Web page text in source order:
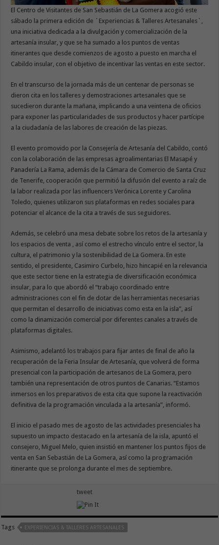
El Centro de Visitantes de San Sebastián de La Gomera acogió este
sábado la primera edición de ´Experiencias & Talleres Artesanales`,
una iniciativa dedicada a la divulgación y comercialización de la
artesanía insular, y que se ha sumado a los puntos de ventas
itinerantes que desde comienzos de agosto a puesto en marcha el
Cabildo insular, con el objetivo de incentivar las ventas en este sector.
En el transcurso de la jornada más de un centenar de personas se
dieron cita en los talleres y demostraciones artesanales que se
sucedieron durante la mañana, implicando a una veintena de oficios
para exponer las particularidades de sus productos y hacer partícipe
a la ciudadanía de las labores de creación de las piezas.
El evento promovido por la Consejería de Artesanía del Cabildo, contó
con la colaboración de las empresas agroalimentarias El Masapé y
Panadería La Rama, además de la Cámara de Comercio de Santa Cruz
de Tenerife, cooperación que permitió la difusión del evento a raíz de
la labor realizada por las influencers Verónica Lorente y Carolina
Toledo, quienes utilizaron sus plataformas en redes sociales para
potenciar el alcance de la cita a través de sus seguidores.
Además, se celebró una mesa debate sobre los retos de la artesanía y
los espacios de venta , así como el estrecho vínculo entre el sector, la
cultura, el patrimonio y la sostenibilidad de La Gomera. En este
sentido, el presidente, Casimiro Curbelo, hizo hincapié en la relevancia
que este sector tiene en la estrategia de diversificación económica
insular, para lo que abordó el “trabajo coordinado entre
administraciones con el fin de dotar de las herramientas necesarias
que permitan el desarrollo de iniciativas como esta en la isla”, así
como la dinamización comercial por diferentes canales a través de
plataformas digitales.
Asimismo, adelantó los trabajos para fijar antes de final de año la
recuperación de la Feria Insular de Artesanía, que volverá de forma
presencial con la participación de artesanos de La Gomera, pero
también una representación de otros puntos de Canarias. “Estamos
inmersos en los preparativos de esta cita que supone la reactivación
definitiva de la programación vinculada a la artesanía”, informó.
El inicio el pasado mes de agosto de las actividades presenciales ha
supuesto un impacto destacado en la artesanía de la isla, apuntó el
consejero, Miguel Melo, quien insistió en mantener los puntos fijos de
venta en San Sebastián de La Gomera, así como la programación
itinerante que se prolonga durante el mes de septiembre.
tweet
Tags EXPERIENCIAS & TALLERES ARTESANALES